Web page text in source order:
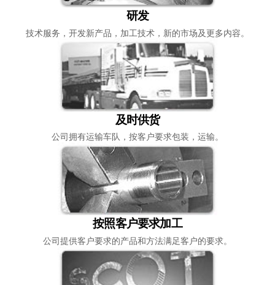
研发
技术服务，开发新产品，加工技术，新的市场及更多内容。
及时供货
公司拥有运输车队，按客户要求包装，运输。
按照客户要求加工
公司提供客户要求的产品和方法满足客户的要求。